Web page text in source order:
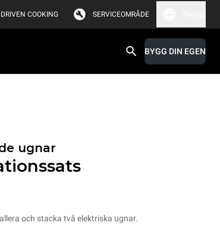
COOKING SERVICEOMRÅDE
BYGG DIN EGEN
ugnar
och stacka två elektriska ugnar.